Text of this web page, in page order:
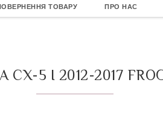
ТОВАРУ ПРО НАС
5 I 2012-2017